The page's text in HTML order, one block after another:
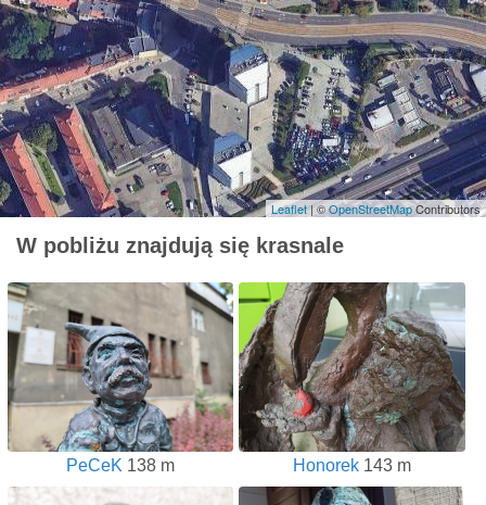
Leaflet| ©OpenStreetMapContributors
W pobliżu znajdują się krasnale
PeCeK 138 m Honorek143 m